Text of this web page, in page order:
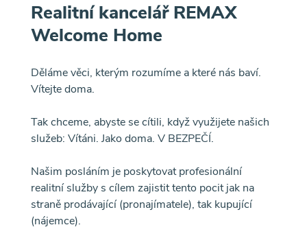
Realitní kancelář REMAX
Welcome Home
Děláme věci, kterým rozumíme a které nás baví.
Vítejte doma.
Tak chceme, abyste se cítili, když využijete našich
služeb: Vítáni. Jako doma. V BEZPEČÍ.
Našim posláním je poskytovat profesionální
realitní služby s cílem zajistit tento pocit jak na
straně prodávající (pronajímatele), tak kupující
(nájemce).